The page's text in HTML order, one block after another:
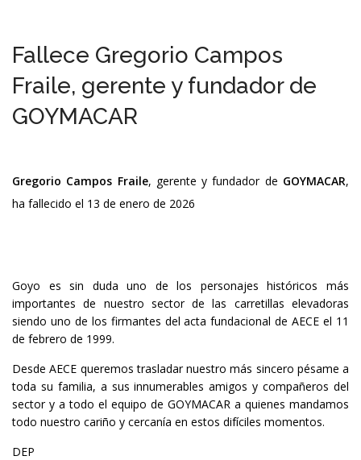
Fallece Gregorio Campos
Fraile, gerente y fundador de
GOYMACAR
Gregorio Campos Fraile, gerente y fundador de GOYMACAR,
ha fallecido el 13 de enero de 2026
Goyo es sin duda uno de los personajes históricos más
importantes de nuestro sector de las carretillas elevadoras
siendo uno de los firmantes del acta fundacional de AECE el 11
de febrero de 1999.
Desde AECE queremos trasladar nuestro más sincero pésame a
toda su familia, a sus innumerables amigos y compañeros del
sector y a todo el equipo de GOYMACAR a quienes mandamos
todo nuestro cariño y cercanía en estos difíciles momentos.
DEP